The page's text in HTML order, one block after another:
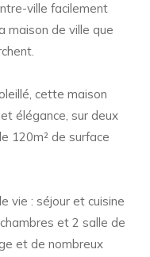
ville facilement
maison de ville que
cette maison
élégance, sur deux
120m² de surface
vie : séjour et cuisine
et 2 salle de
et de nombreux